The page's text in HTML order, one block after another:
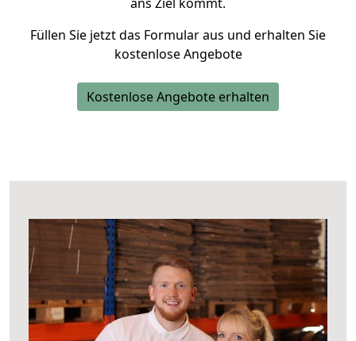
Füllen Sie jetzt das Formular aus und erhalten Sie
kostenlose Angebote
Kostenlose Angebote erhalten